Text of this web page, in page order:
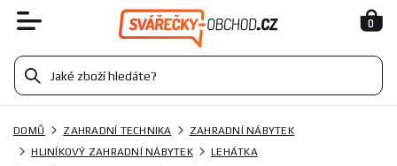
0
DOMŮ ZAHRADNÍ TECHNIKA
ZAHRADNÍ NÁBYTEK
HLINÍKOVÝ ZAHRADNÍ NÁBYTEK
LEHÁTKA